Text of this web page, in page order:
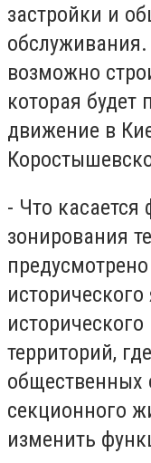
застройки и
возможно
которая будет
движение в
- Что
зонирования
территорий,
общественных
секционного
изменить